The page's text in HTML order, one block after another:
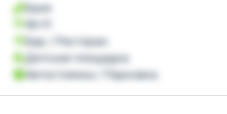
Баня
Wi-Fi
Бар / Ресторан
Детская площадка
Автостоянка / Парковка